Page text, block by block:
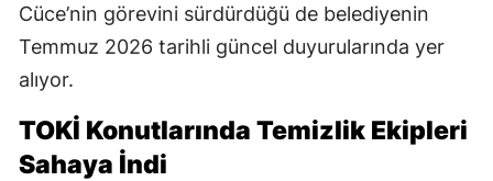
Cüce’nin görevini sürdürdüğü de belediyenin
Temmuz 2026 tarihli güncel duyurularında yer
alıyor.
TOKİ Konutlarında Temizlik Ekipleri
Sahaya İndi